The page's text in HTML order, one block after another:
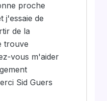
proche
j'essaie de
de la
trouve
vous m'aider
Sid Guers